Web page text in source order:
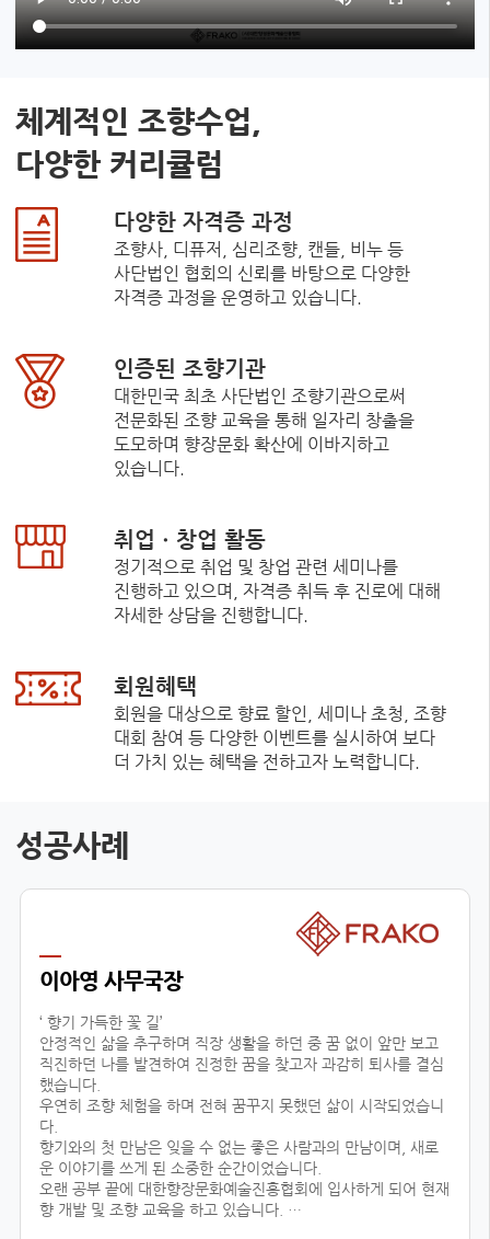
체계적인 조향수업,
다양한 커리큘럼
다양한 자격증 과정
조향사, 디퓨저, 심리조향, 캔들, 비누 등
사단법인 협회의 신뢰를 바탕으로 다양한
자격증 과정을 운영하고 있습니다.
인증된 조향기관
대한민국 최초 사단법인 조향기관으로써
전문화된 조향 교육을 통해 일자리 창출을
도모하며 향장문화 확산에 이바지하고
있습니다.
취업ㆍ창업 활동
정기적으로 취업 및 창업 관련 세미나를
진행하고 있으며, 자격증 취득 후 진로에 대해
자세한 상담을 진행합니다.
회원혜택
회원을 대상으로 향료 할인, 세미나 초청, 조향
대회 참여 등 다양한 이벤트를 실시하여 보다
더 가치 있는 혜택을 전하고자 노력합니다.
성공사례
이아영 사무국장
‘ 향기 가득한 꽃 길’
안정적인 삶을 추구하며 직장 생활을 하던 중 꿈 없이 앞만 보고
직진하던 나를 발견하여 진정한 꿈을 찾고자 과감히 퇴사를 결심
했습니다.
우연히 조향 체험을 하며 전혀 꿈꾸지 못했던 삶이 시작되었습니
다.
향기와의 첫 만남은 잊을 수 없는 좋은 사람과의 만남이며, 새로
운 이야기를 쓰게 된 소중한 순간이었습니다.
오랜 공부 끝에 대한향장문화예술진흥협회에 입사하게 되어 현재
향 개발 및 조향 교육을 하고 있습니다.